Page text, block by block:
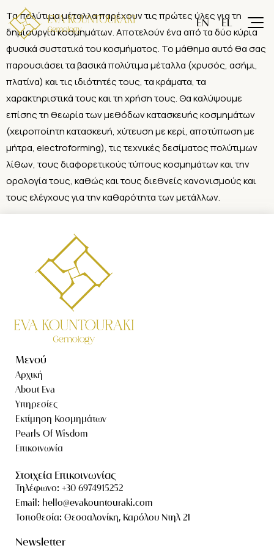
Τα πολύτιμα μέταλλα παρέχουν τις πρώτες ύλες για τη
δημιουργία κοσμημάτων. Αποτελούν ένα από τα δύο κύρια
φυσικά συστατικά του κοσμήματος. Το μάθημα αυτό θα σας
παρουσιάσει τα βασικά πολύτιμα μέταλλα (χρυσός, ασήμι,
πλατίνα) και τις ιδιότητές τους, τα κράματα, τα
χαρακτηριστικά τους και τη χρήση τους. Θα καλύψουμε
επίσης τη θεωρία των μεθόδων κατασκευής κοσμημάτων
(χειροποίητη κατασκευή, χύτευση με κερί, αποτύπωση με
μήτρα, electroforming), τις τεχνικές δεσίματος πολύτιμων
λίθων, τους διαφορετικούς τύπους κοσμημάτων και την
ορολογία τους, καθώς και τους διεθνείς κανονισμούς και
τους ελέγχους για την καθαρότητα των μετάλλων.
Μενού
Αρχική
About Eva
Υπηρεσίες
Εκτίμηση Κοσμημάτων
Pearls Of Wisdom
Επικοινωνία
Στοιχεία Επικοινωνίας
Τηλέφωνο: +30 6974915252
Email: hello@evakountouraki.com
Τοποθεσία: Θεσσαλονίκη, Καρόλου Ντηλ 21
Newsletter